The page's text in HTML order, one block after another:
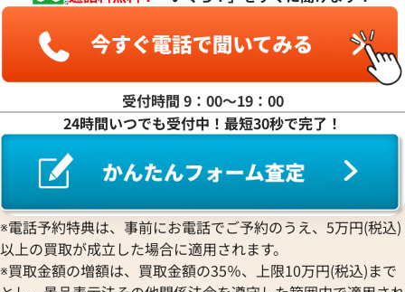
イトジャスト 126333 グレ
格
日時点の参考買取価格です
ロレックス デイトジャスト
ワイト文字盤
参考買取価格
2,790,000円
※2025年12月時点の参考買取
受付時間 9：00〜19：00
24時間いつでも受付中！最短30秒で完了！
※電話予約特典は、事前にお電話でご予約のうえ、5万円(税込)
以上の買取が成立した場合に適用されます。
※買取金額の増額は、買取金額の35％、上限10万円(税込)まで